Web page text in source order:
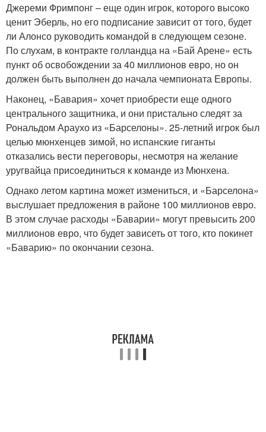
Джереми Фримпонг – еще один игрок, которого высоко
ценит Эберль, но его подписание зависит от того, будет
ли Алонсо руководить командой в следующем сезоне.
По слухам, в контракте голландца на «Бай Арене» есть
пункт об освобождении за 40 миллионов евро, но он
должен быть выполнен до начала чемпионата Европы.
Наконец, «Бавария» хочет приобрести еще одного
центрального защитника, и они пристально следят за
Рональдом Араухо из «Барселоны». 25-летний игрок был
целью мюнхенцев зимой, но испанские гиганты
отказались вести переговоры, несмотря на желание
уругвайца присоединиться к команде из Мюнхена.
Однако летом картина может измениться, и «Барселона»
выслушает предложения в районе 100 миллионов евро.
В этом случае расходы «Баварии» могут превысить 200
миллионов евро, что будет зависеть от того, кто покинет
«Баварию» по окончании сезона.